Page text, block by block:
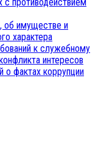
об имуществе и
характера
к служебному
интересов
о фактах коррупции